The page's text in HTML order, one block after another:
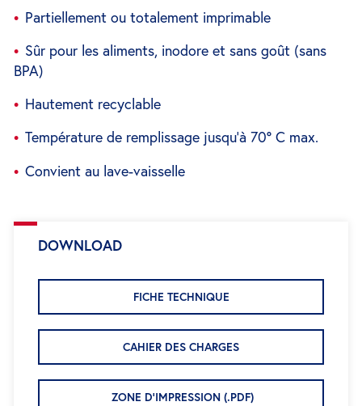
Partiellement ou totalement imprimable
Sûr pour les aliments, inodore et sans goût (sans
BPA)
Hautement recyclable
Température de remplissage jusqu'à 70° C max.
Convient au lave-vaisselle
DOWNLOAD
FICHE TECHNIQUE
CAHIER DES CHARGES
ZONE D'IMPRESSION (.PDF)